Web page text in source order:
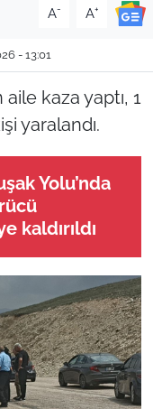
A- A+
- 13:01
kaza yaptı, 1
yaralandı.
Yolu’nda
kaldırıldı